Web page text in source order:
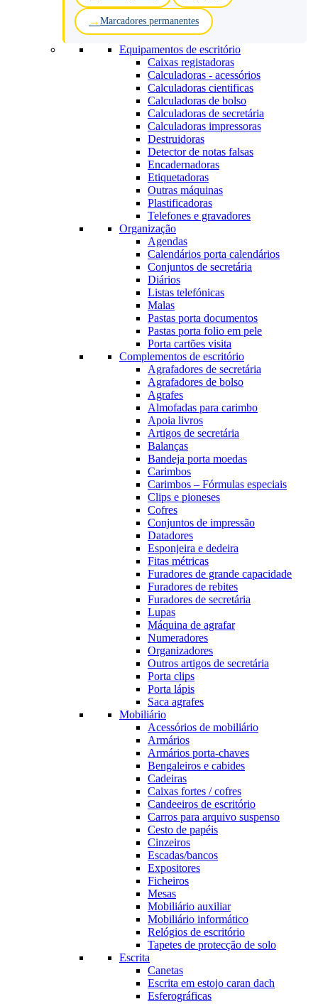
Marcadores permanentes
Equipamentos de escritório
Caixas registadoras
Calculadoras - acessórios
Calculadoras cientificas
Calculadoras de bolso
Calculadoras de secretária
Calculadoras impressoras
Destruidoras
Detector de notas falsas
Encadernadoras
Etiquetadoras
Outras máquinas
Plastificadoras
Telefones e gravadores
Organização
Agendas
Calendários porta calendários
Conjuntos de secretária
Diários
Listas telefónicas
Malas
Pastas porta documentos
Pastas porta folio em pele
Porta cartões visita
Complementos de escritório
Agrafadores de secretária
Agrafadores de bolso
Agrafes
Almofadas para carimbo
Apoia livros
Artigos de secretária
Balanças
Bandeja porta moedas
Carimbos
Carimbos – Fórmulas especiais
Clips e pioneses
Cofres
Conjuntos de impressão
Datadores
Esponjeira e dedeira
Fitas métricas
Furadores de grande capacidade
Furadores de rebites
Furadores de secretária
Lupas
Máquina de agrafar
Numeradores
Organizadores
Outros artigos de secretária
Porta clips
Porta lápis
Saca agrafes
Mobiliário
Acessórios de mobiliário
Armários
Armários porta-chaves
Bengaleiros e cabides
Cadeiras
Caixas fortes / cofres
Candeeiros de escritório
Carros para arquivo suspenso
Cesto de papéis
Cinzeiros
Escadas/bancos
Expositores
Ficheiros
Mesas
Mobiliário auxiliar
Mobiliário informático
Relógios de escritório
Tapetes de protecção de solo
Escrita
Canetas
Escrita em estojo caran dach
Esferográficas